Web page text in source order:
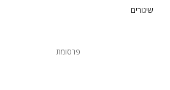
שיגורים
פרסומת